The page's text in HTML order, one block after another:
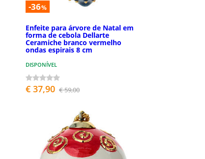
-36%
Enfeite para árvore de Natal em
forma de cebola Dellarte
Ceramiche branco vermelho
ondas espirais 8 cm
DISPONÍVEL
€ 37,90 € 59,00